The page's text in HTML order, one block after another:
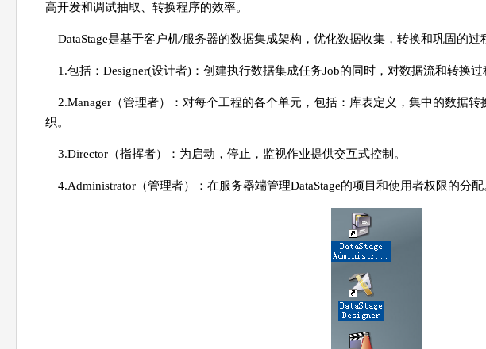
高开发和调试抽取、转换程序的效率。
DataStage是基于客户机/服务器的数据集成架构，优化数据收集，转换和巩固的过
1.包括：Designer(设计者)：创建执行数据集成任务Job的同时，对数据流和转换过
2.Manager（管理者）：对每个工程的各个单元，包括：库表定义，集中的数据
织。
3.Director（指挥者）：为启动，停止，监视作业提供交互式控制。
4.Administrator（管理者）：在服务器端管理DataStage的项目和使用者权限的分配